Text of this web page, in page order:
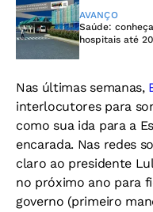
AVANÇO
Saúde:
hospitais até
Nas últimas semanas,
interlocutores para
como sua ida para a
encarada. Nas redes
claro ao presidente
no próximo ano para
governo (primeiro